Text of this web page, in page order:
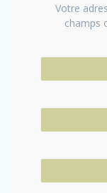
Votre
champs